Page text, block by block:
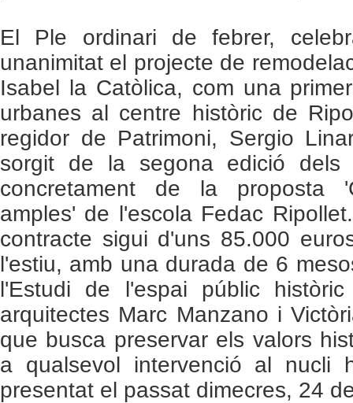
El Ple ordinari de febrer,
unanimitat el projecte de
Isabel la Catòlica, com una
urbanes al centre històric de
regidor de Patrimoni, Sergio
sorgit de la segona edició dels
concretament de la proposta
amples' de l'escola Fedac
contracte sigui d'uns 85.000
l'estiu, amb una durada de 6
l'Estudi de l'espai públic
arquitectes Marc Manzano i
que busca preservar els valors
a qualsevol intervenció al nucli
presentat el passat dimecres, 24